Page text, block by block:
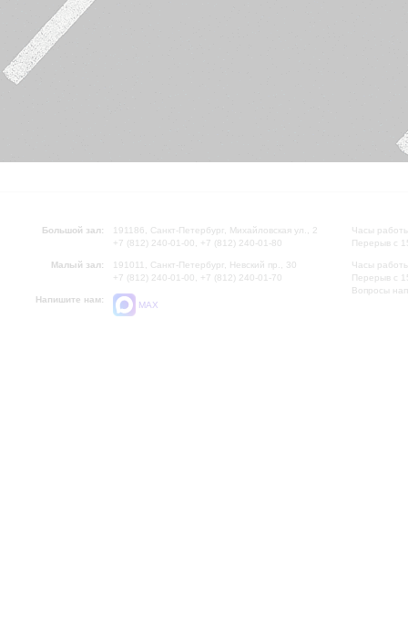
Большой зал:
191186, Санкт-Петербург, Михайловская ул., 2
+7 (812) 240-01-00, +7 (812) 240-01-80
Малый зал:
191011, Санкт-Петербург, Невский пр., 30
+7 (812) 240-01-00, +7 (812) 240-01-70
Напишите нам:
MAX
Часы
Перерыв с
Часы
Перерыв с
Вопросы